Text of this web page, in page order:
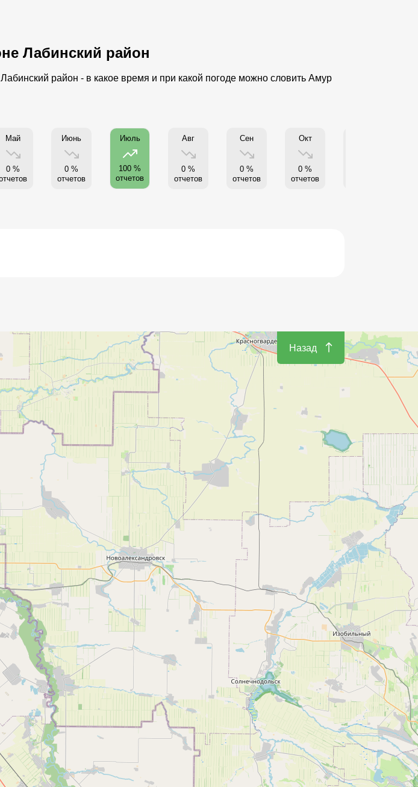
Лабинский район
район - в какое время и при какой погоде можно словить Амур
Май
0 %
Июнь
0 %
отчетов
Июль
100 %
отчетов
Авг
0 %
отчетов
Сен
0 %
отчетов
Окт
0 %
отчетов
Назад